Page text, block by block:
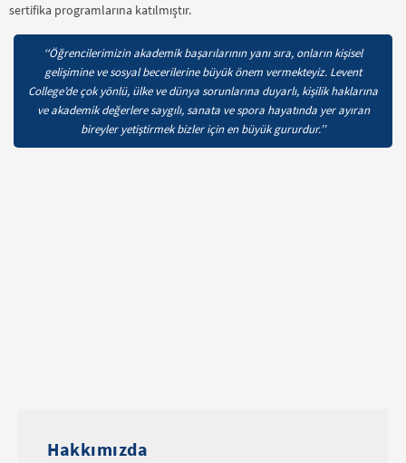
sertifika programlarına katılmıştır.
‘‘Öğrencilerimizin akademik başarılarının yanı sıra, onların kişisel
gelişimine ve sosyal becerilerine büyük önem vermekteyiz. Levent
College’de çok yönlü, ülke ve dünya sorunlarına duyarlı, kişilik haklarına
ve akademik değerlere saygılı, sanata ve spora hayatında yer ayıran
bireyler yetiştirmek bizler için en büyük gururdur.’’
Hakkımızda